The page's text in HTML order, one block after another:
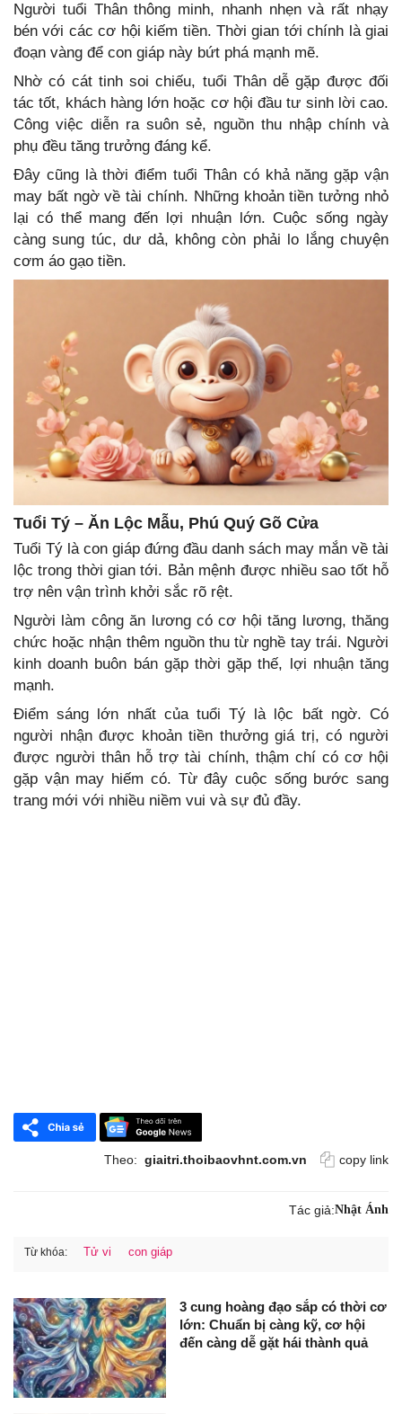
Người tuổi Thân thông minh, nhanh nhẹn và rất nhạy
bén với các cơ hội kiếm tiền. Thời gian tới chính là giai
đoạn vàng để con giáp này bứt phá mạnh mẽ.
Nhờ có cát tinh soi chiếu, tuổi Thân dễ gặp được đối
tác tốt, khách hàng lớn hoặc cơ hội đầu tư sinh lời cao.
Công việc diễn ra suôn sẻ, nguồn thu nhập chính và
phụ đều tăng trưởng đáng kể.
Đây cũng là thời điểm tuổi Thân có khả năng gặp vận
may bất ngờ về tài chính. Những khoản tiền tưởng nhỏ
lại có thể mang đến lợi nhuận lớn. Cuộc sống ngày
càng sung túc, dư dả, không còn phải lo lắng chuyện
cơm áo gạo tiền.
Tuổi Tý – Ăn Lộc Mẫu, Phú Quý Gõ Cửa
Tuổi Tý là con giáp đứng đầu danh sách may mắn về tài
lộc trong thời gian tới. Bản mệnh được nhiều sao tốt hỗ
trợ nên vận trình khởi sắc rõ rệt.
Người làm công ăn lương có cơ hội tăng lương, thăng
chức hoặc nhận thêm nguồn thu từ nghề tay trái. Người
kinh doanh buôn bán gặp thời gặp thế, lợi nhuận tăng
mạnh.
Điểm sáng lớn nhất của tuổi Tý là lộc bất ngờ. Có
người nhận được khoản tiền thưởng giá trị, có người
được người thân hỗ trợ tài chính, thậm chí có cơ hội
gặp vận may hiếm có. Từ đây cuộc sống bước sang
trang mới với nhiều niềm vui và sự đủ đầy.
Theo: giaitri.thoibaovhnt.com.vn copy link
Tác giả:Nhật Ánh
Từ khóa: Tử vi con giáp
3 cung hoàng đạo sắp có thời cơ
lớn: Chuẩn bị càng kỹ, cơ hội
đến càng dễ gặt hái thành quả